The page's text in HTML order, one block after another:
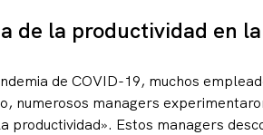
de la productividad en
de COVID-19, muchos
numerosos managers
Estos managers